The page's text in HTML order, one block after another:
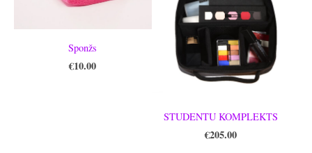
Sponžs
€10.00
STUDENTU KOMPLEKTS
€205.00